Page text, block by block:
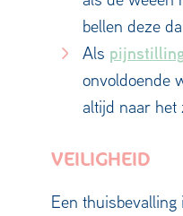
bellen deze
Als
onvoldoende
altijd naar het
VEILIGHEID
Een